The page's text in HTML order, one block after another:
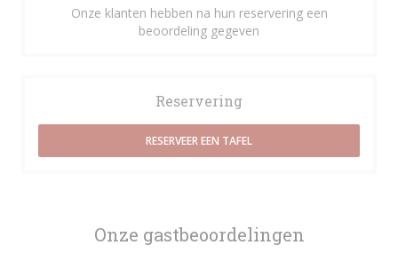
Onze gastbeoordelingen
Onze klanten hebben na hun reservering een
beoordeling gegeven
Reservering
RESERVEER EEN TAFEL